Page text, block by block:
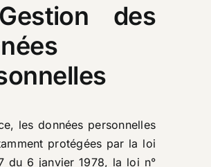
des
les données personnelles
protégées par la loi
du 6 janvier 1978, la loi n°